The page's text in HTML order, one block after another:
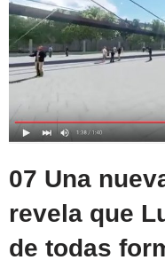
07 Una
revela que
de todas